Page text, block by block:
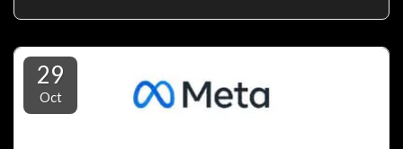
29
Oct